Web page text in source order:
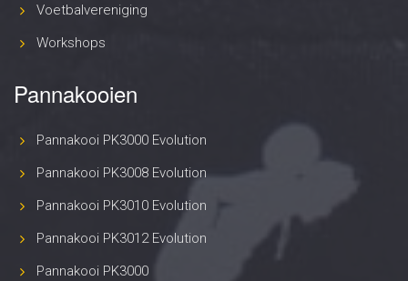
Voetbalvereniging
Workshops
Pannakooien
Pannakooi PK3000 Evolution
Pannakooi PK3008 Evolution
Pannakooi PK3010 Evolution
Pannakooi PK3012 Evolution
Pannakooi PK3000